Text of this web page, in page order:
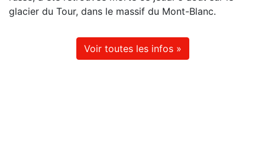
glacier du Tour, dans le massif du Mont-Blanc.
Voir toutes les infos »